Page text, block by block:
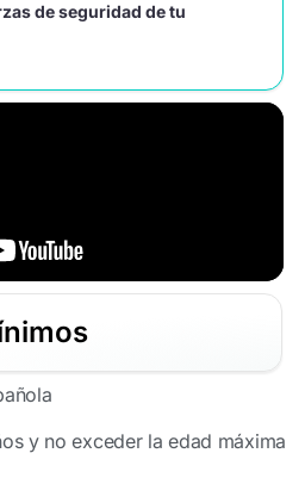
de seguridad de tu
y no exceder la edad máxima